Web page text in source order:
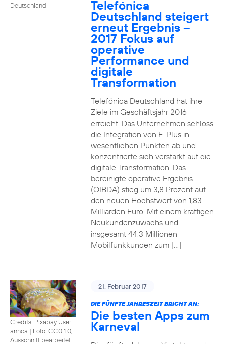
Deutschland
Telefónica
Deutschland steigert
erneut Ergebnis –
2017 Fokus auf
operative
Performance und
digitale
Transformation
Telefónica Deutschland hat ihre
Ziele im Geschäftsjahr 2016
erreicht. Das Unternehmen schloss
die Integration von E-Plus in
wesentlichen Punkten ab und
konzentrierte sich verstärkt auf die
digitale Transformation. Das
bereinigte operative Ergebnis
(OIBDA) stieg um 3,8 Prozent auf
den neuen Höchstwert von 1,83
Milliarden Euro. Mit einem kräftigen
Neukundenzuwachs und
insgesamt 44,3 Millionen
Mobilfunkkunden zum […]
Credits: Pixabay User
annca | Foto: CC0 1.0,
Ausschnitt bearbeitet
21. Februar 2017
DIE FÜNFTE JAHRESZEIT BRICHT AN:
Die besten Apps zum
Karneval